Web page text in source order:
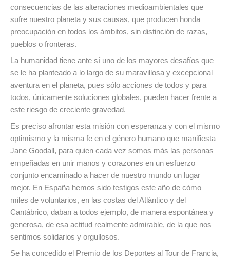
consecuencias de las alteraciones medioambientales que
sufre nuestro planeta y sus causas, que producen honda
preocupación en todos los ámbitos, sin distinción de razas,
pueblos o fronteras.
La humanidad tiene ante sí uno de los mayores desafíos que
se le ha planteado a lo largo de su maravillosa y excepcional
aventura en el planeta, pues sólo acciones de todos y para
todos, únicamente soluciones globales, pueden hacer frente a
este riesgo de creciente gravedad.
Es preciso afrontar esta misión con esperanza y con el mismo
optimismo y la misma fe en el género humano que manifiesta
Jane Goodall, para quien cada vez somos más las personas
empeñadas en unir manos y corazones en un esfuerzo
conjunto encaminado a hacer de nuestro mundo un lugar
mejor. En España hemos sido testigos este año de cómo
miles de voluntarios, en las costas del Atlántico y del
Cantábrico, daban a todos ejemplo, de manera espontánea y
generosa, de esa actitud realmente admirable, de la que nos
sentimos solidarios y orgullosos.
Se ha concedido el Premio de los Deportes al Tour de Francia,